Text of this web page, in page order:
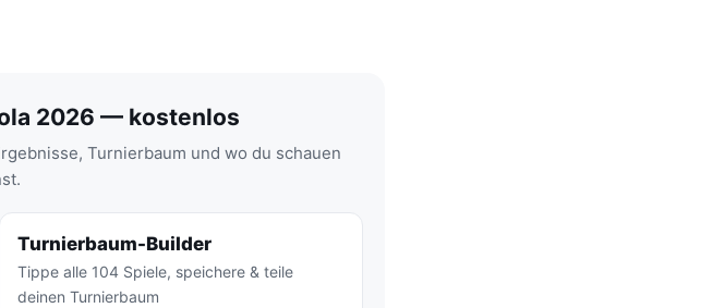
2026 — kostenlos
Turnierbaum und wo du schauen
Turnierbaum-Builder
Tippe alle 104 Spiele, speichere & teile
deinen Turnierbaum